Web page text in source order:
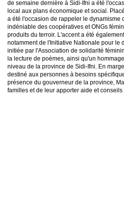
de semaine dernière à Sidi-Ifni a été
local aux plans économique et social.
a été l'occasion de rappeler le dynamisme
indéniable des coopératives et ONGs
produits du terroir. L'accent a été
notamment de l'Initiative Nationale pour le
initiée par l'Association de solidarité
la lecture de poèmes, ainsi qu'un
niveau de la province de Sidi-Ifni. En
destiné aux personnes à besoins
présence du gouverneur de la province,
familles et de leur apporter aide et